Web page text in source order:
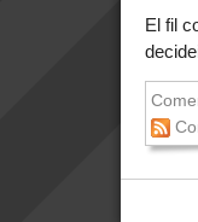
El fil